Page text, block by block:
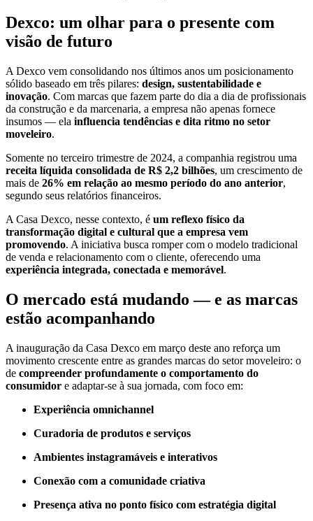
Dexco: um olhar para o presente com
visão de futuro
A Dexco vem consolidando nos últimos anos um posicionamento
sólido baseado em três pilares: design, sustentabilidade e
inovação. Com marcas que fazem parte do dia a dia de profissionais
da construção e da marcenaria, a empresa não apenas fornece
insumos — ela influencia tendências e dita ritmo no setor
moveleiro.
Somente no terceiro trimestre de 2024, a companhia registrou uma
receita líquida consolidada de R$ 2,2 bilhões, um crescimento de
mais de 26% em relação ao mesmo período do ano anterior,
segundo seus relatórios financeiros.
A Casa Dexco, nesse contexto, é um reflexo físico da
transformação digital e cultural que a empresa vem
promovendo. A iniciativa busca romper com o modelo tradicional
de venda e relacionamento com o cliente, oferecendo uma
experiência integrada, conectada e memorável.
O mercado está mudando — e as marcas
estão acompanhando
A inauguração da Casa Dexco em março deste ano reforça um
movimento crescente entre as grandes marcas do setor moveleiro: o
de compreender profundamente o comportamento do
consumidor e adaptar-se à sua jornada, com foco em:
Experiência omnichannel
Curadoria de produtos e serviços
Ambientes instagramáveis e interativos
Conexão com a comunidade criativa
Presença ativa no ponto físico com estratégia digital